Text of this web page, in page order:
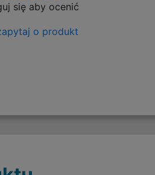
się aby ocenić
o produkt